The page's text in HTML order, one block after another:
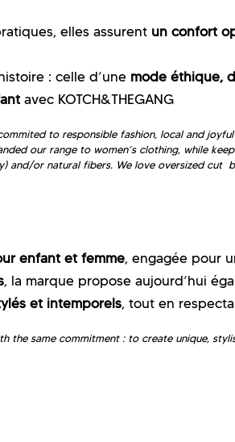
elles assurent un confort
: celle d’une mode éthique,
avec KOTCH&THEGANG
to responsible fashion, local and
our range to women’s clothing, while
and/or natural fibers. We love oversized
enfant et femme, engagée pour
, la marque propose aujourd’hui
et intemporels, tout en
the same commitment : to create unique,